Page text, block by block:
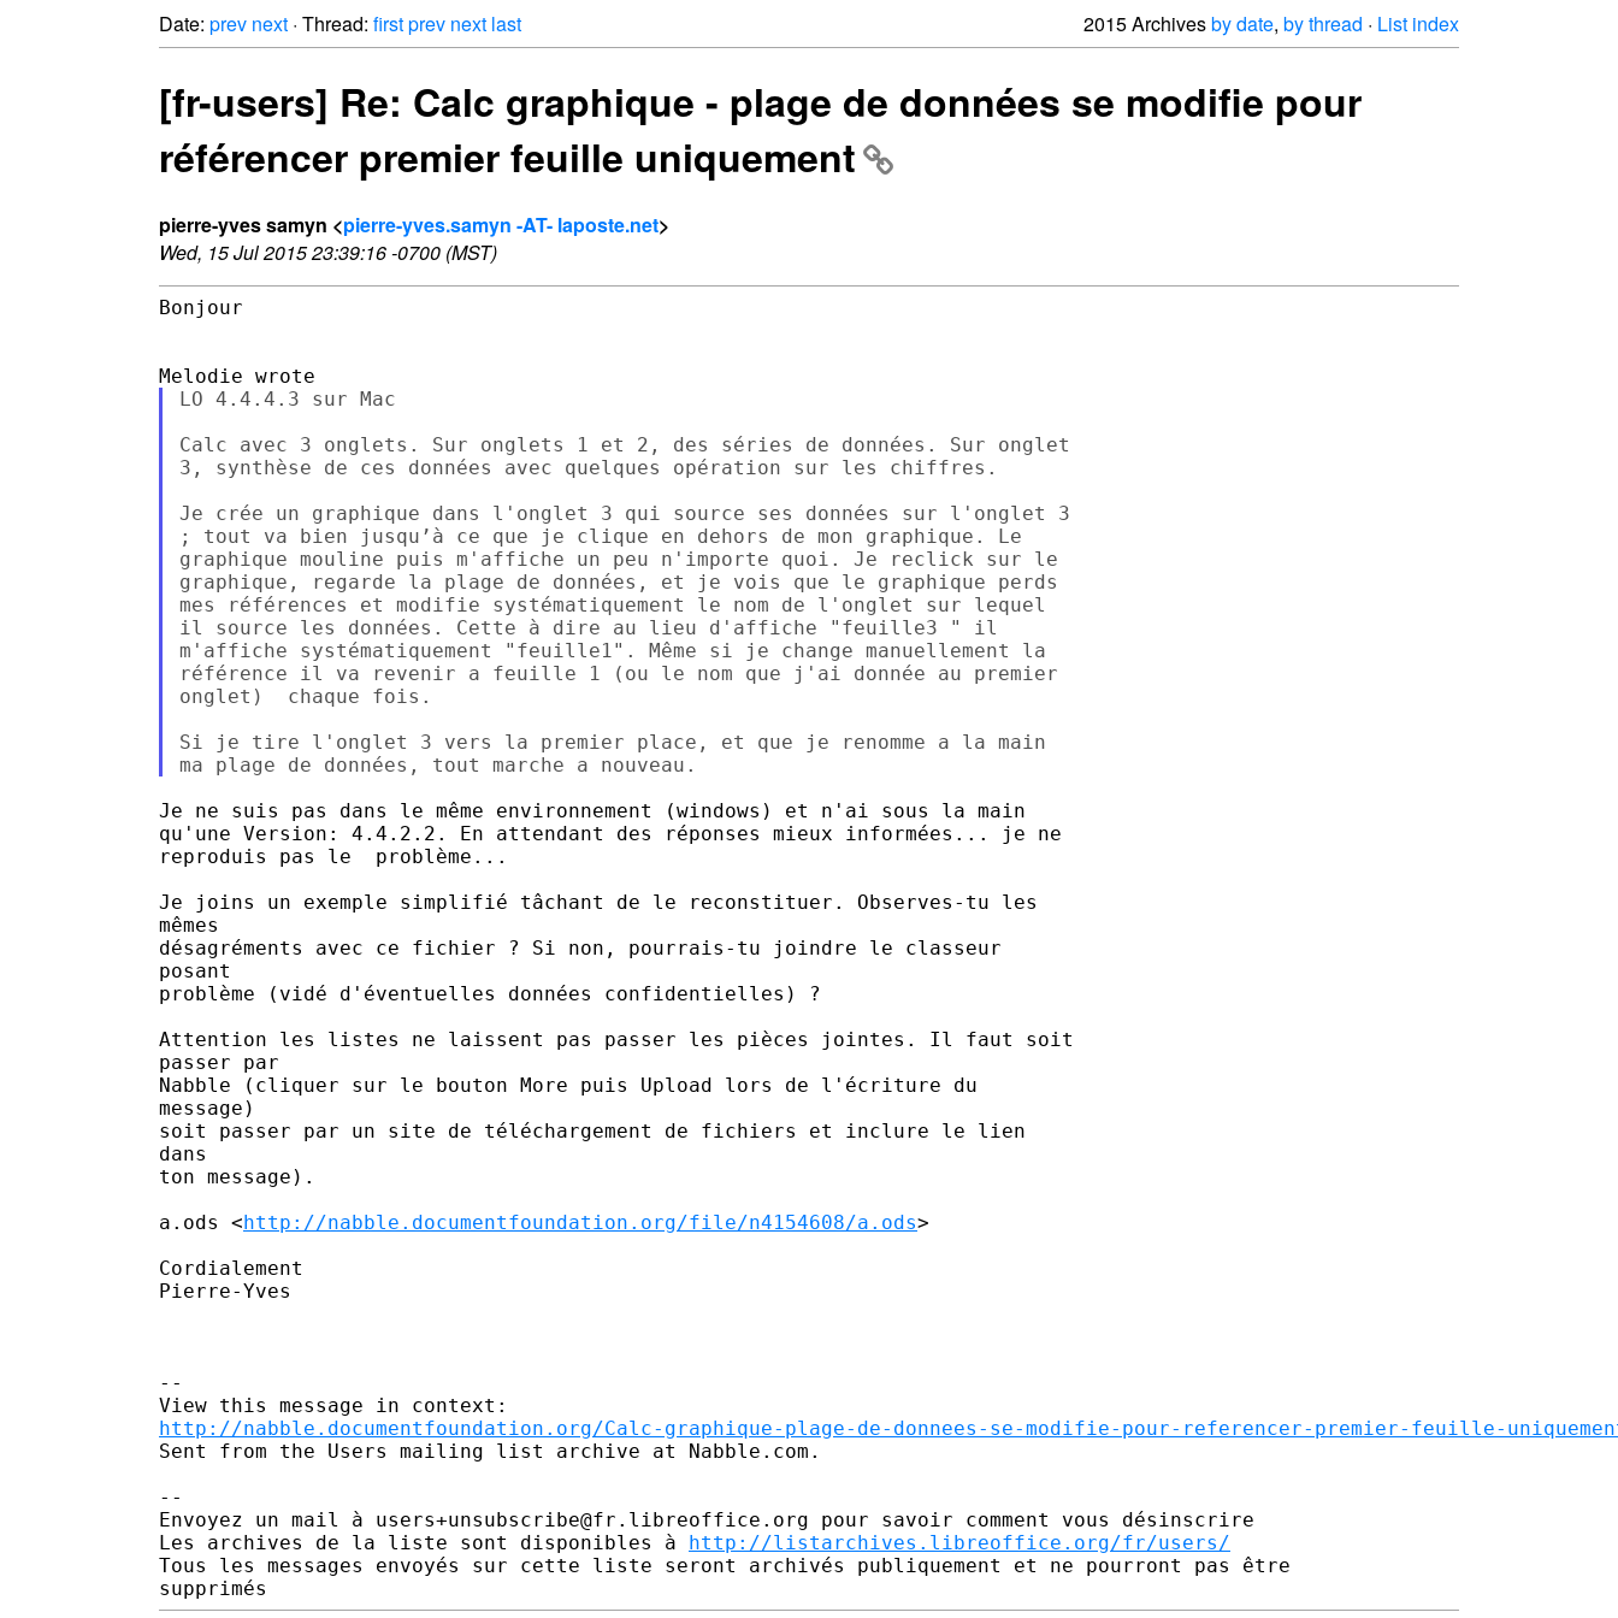
Date: prev next · Thread: firstprev next last 2015 Archivesby date, by thread · List index
[fr-users] Re: Calc graphique - plage de données se modifie pour
référencer premier feuille uniquement
pierre-yves samyn <pierre-yves.samyn -AT- laposte.net>
Wed, 15 Jul 2015 23:39:16 -0700 (MST)
Bonjour
LO 4.4.4.3 sur Mac
Calc avec 3 onglets. Sur onglets 1 et 2, des séries de données. Sur onglet
3, synthèse de ces données avec quelques opération sur les chiffres.
Je crée un graphique dans l'onglet 3 qui source ses données sur l'onglet 3
; tout va bien jusqu’à ce que je clique en dehors de mon graphique. Le
graphique mouline puis m'affiche un peu n'importe quoi. Je reclick sur le
graphique, regarde la plage de données, et je vois que le graphique perds
mes références et modifie systématiquement le nom de l'onglet sur lequel
il source les données. Cette à dire au lieu d'affiche "feuille3 " il
m'affiche systématiquement "feuille1". Même si je change manuellement la
référence il va revenir a feuille 1 (ou le nom que j'ai donnée au premier
onglet)  chaque fois.
Si je tire l'onglet 3 vers la premier place, et que je renomme a la main
Je ne suis pas dans le même environnement (windows) et n'ai sous la main
qu'une Version: 4.4.2.2. En attendant des réponses mieux informées... je ne
reproduis pas le  problème...
Je joins un exemple simplifié tâchant de le reconstituer. Observes-tu les
mêmes
désagréments avec ce fichier ? Si non, pourrais-tu joindre le classeur
posant
problème (vidé d'éventuelles données confidentielles) ?
Attention les listes ne laissent pas passer les pièces jointes. Il faut soit
passer par
Nabble (cliquer sur le bouton More puis Upload lors de l'écriture du
message)
soit passer par un site de téléchargement de fichiers et inclure le lien
dans
ton message).
a.ods <http://nabble.documentfoundation.org/file/n4154608/a.ods>
Cordialement
Pierre-Yves
--
http://nabble.documentfoundation.org/Calc-graphique-plage-de-donnees-se-modifie-pour-referencer-premier-feuille-
Sent from the Users mailing list archive at Nabble.com.
--
Envoyez un mail à users+unsubscribe@fr.libreoffice.org pour savoir comment vous désinscrire
Les archives de la liste sont disponibles à http://listarchives.libreoffice.org/fr/users/
Tous les messages envoyés sur cette liste seront archivés publiquement et ne pourront pas être